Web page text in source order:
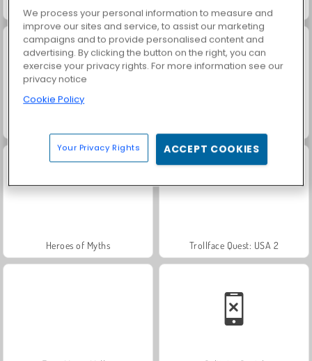
Grand Mahjong Connect
Heroes of Myths Trollface Quest: USA 2
We process your personal information to measure and
improve our sites and service, to assist our marketing
campaigns and to provide personalised content and
advertising. By clicking the button on the right, you can
exercise your privacy rights. For more information see our
privacy notice
Cookie Policy
Your Privacy Rights ACCEPT COOKIES